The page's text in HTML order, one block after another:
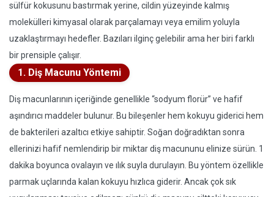
sülfür kokusunu bastırmak yerine, cildin yüzeyinde kalmış
molekülleri kimyasal olarak parçalamayı veya emilim yoluyla
uzaklaştırmayı hedefler. Bazıları ilginç gelebilir ama her biri farklı
bir prensiple çalışır.
1. Diş Macunu Yöntemi
Diş macunlarının içeriğinde genellikle “sodyum florür” ve hafif
aşındırıcı maddeler bulunur. Bu bileşenler hem kokuyu giderici hem
de bakterileri azaltıcı etkiye sahiptir. Soğan doğradıktan sonra
ellerinizi hafif nemlendirip bir miktar diş macununu elinize sürün. 1
dakika boyunca ovalayın ve ılık suyla durulayın. Bu yöntem özellikle
parmak uçlarında kalan kokuyu hızlıca giderir. Ancak çok sık